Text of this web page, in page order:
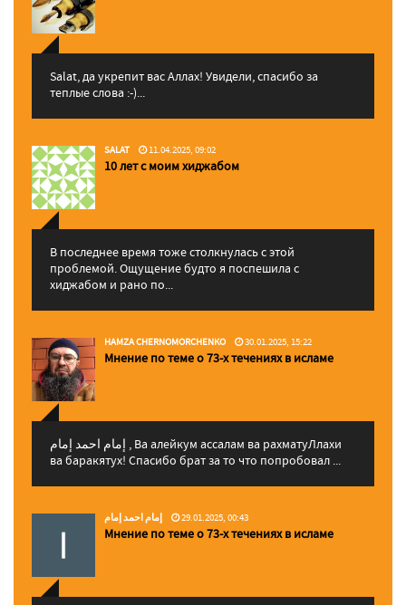
Salat, да укрепит вас Аллаx! Увидели, спасибо за
теплые слова :-)...
SALAT 11.04.2025, 09:02
10 лет с моим хиджабом
В последнее время тоже столкнулась с этой
проблемой. Ощущение будто я поспешила с
хиджабом и рано по...
HAMZA CHERNOMORCHENKO 30.01.2025, 15:22
Мнение по теме о 73-х течениях в исламе
إمام احمد إمام , Ва алейкум ассалам ва рахматуЛлахи
ва баракятух! Спасибо брат за то что попробовал ...
إمام احمد إمام 29.01.2025, 00:43
Мнение по теме о 73-х течениях в исламе